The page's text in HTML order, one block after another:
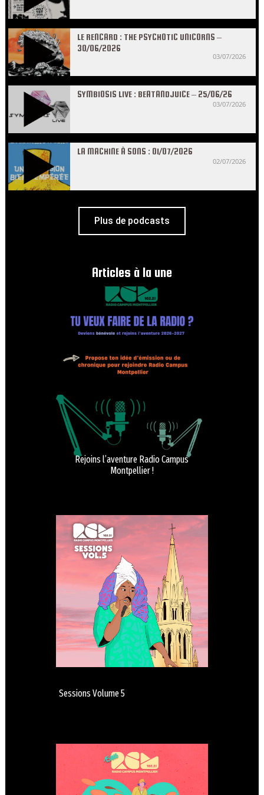
LE RENCARD : THE PSYCHOTIC UNICORNS –
30/06/2026
03/07/2026
SYMBIOSIS LIVE : BEATANDJUICE – 25/06/26
03/07/2026
LA MACHINE À SONS : 01/07/2026
02/07/2026
Plus de podcasts
Articles à la une
Rejoins l’aventure Radio Campus
Montpellier !
Sessions Volume 5